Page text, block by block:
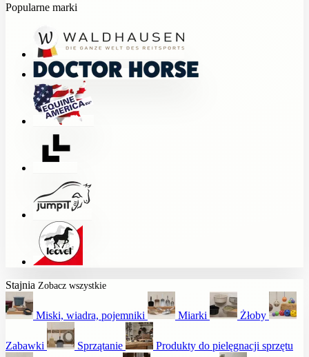
Popularne marki
Stajnia Zobacz wszystkie
Miski, wiadra, pojemniki Miarki Żłoby
Zabawki Sprzątanie Produkty do pielęgnacji sprzętu